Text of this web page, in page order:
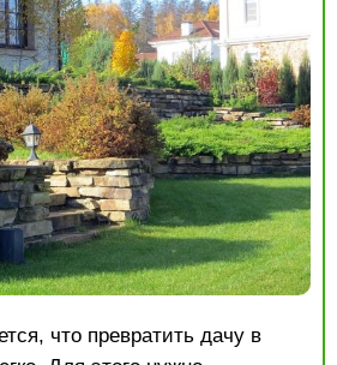
что превратить дачу в